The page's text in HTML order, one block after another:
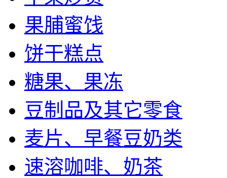
果脯蜜饯
饼干糕点
糖果、果冻
豆制品及其它零食
麦片、早餐豆奶类
速溶咖啡、奶茶